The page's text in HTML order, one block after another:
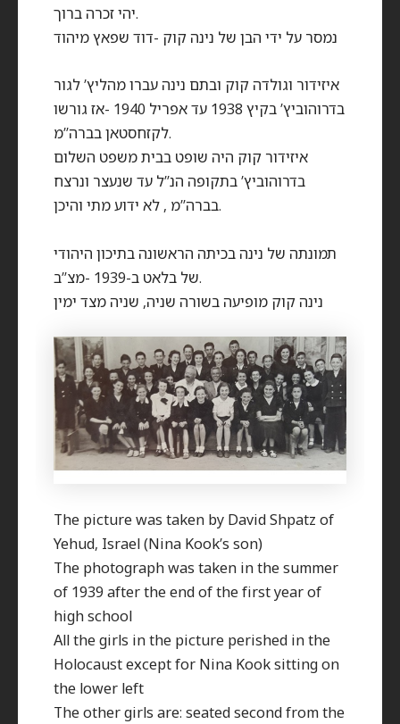
יהי זכרה ברוך.
נמסר על ידי הבן של נינה קוק -דוד שפאץ מיהוד
איזידור וגולדה קוק ובתם נינה עברו מהליץ’ לגור
בדרוהוביץ’ בקיץ 1938 עד אפריל 1940 -אז גורשו
לקזחסטאן בברה”מ.
איזידור קוק היה שופט בבית משפט השלום
בדרוהוביץ’ בתקופה הנ”ל עד שנעצר ונרצח
בברה”מ , לא ידוע מתי והיכן.
תמונתה של נינה בכיתה הראשונה בתיכון היהודי
של בלאט ב-1939 -מצ”ב.
נינה קוק מופיעה בשורה שניה, שניה מצד ימין
The picture was taken by David Shpatz of
Yehud, Israel (Nina Kook’s son)
The photograph was taken in the summer
of 1939 after the end of the first year of
high school
All the girls in the picture perished in the
Holocaust except for Nina Kook sitting on
the lower left
The other girls are: seated second from the